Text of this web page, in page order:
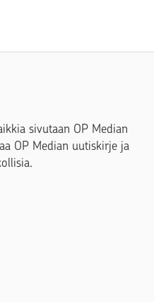
sivutaan OP Median
OP Median uutiskirje ja